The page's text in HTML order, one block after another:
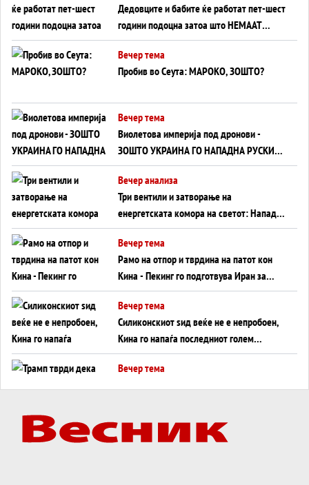
Дедовците и бабите ќе работат пет-шест
години подоцна затоа што НЕМААТ
ВНУЦИ ДА ГИ ЗАМЕНАТ
Вечер тема
Пробив во Сеута: МАРОКО, ЗОШТО?
Вечер тема
Виолетова империја под дронови -
ЗОШТО УКРАИНА ГО НАПАДНА РУСКИОТ
WILDBERRIES
Вечер анализа
Три вентили и затворање на
енергетската комора на светот: Нападот
во Суец најавува глобален енергетски
инфаркт?
Вечер тема
Рамо на отпор и тврдина на патот кон
Кина - Пекинг го подготвува Иран за
американска копнена инвазија
Вечер тема
Силиконскиот ѕид веќе не е непробоен,
Кина го напаѓа последниот голем
монопол на Западот?
Вечер тема
Вечер тема
ДЛАБОКО УДОЛУ: Сметководствените